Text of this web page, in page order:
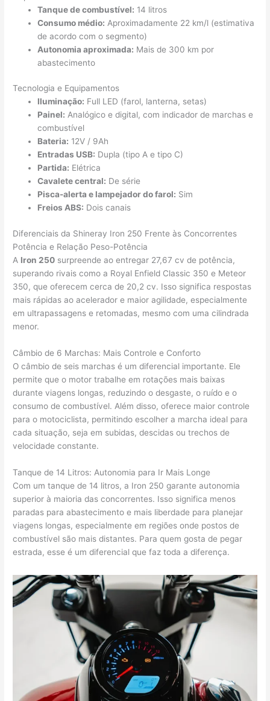
Tanque de combustível: 14 litros
Consumo médio: Aproximadamente 22 km/l (estimativa
de acordo com o segmento)
Autonomia aproximada: Mais de 300 km por
abastecimento
Tecnologia e Equipamentos
Iluminação: Full LED (farol, lanterna, setas)
Painel: Analógico e digital, com indicador de marchas e
combustível
Bateria: 12V / 9Ah
Entradas USB: Dupla (tipo A e tipo C)
Partida: Elétrica
Cavalete central: De série
Pisca-alerta e lampejador do farol: Sim
Freios ABS: Dois canais
Diferenciais da Shineray Iron 250 Frente às Concorrentes
Potência e Relação Peso-Potência
A Iron 250 surpreende ao entregar 27,67 cv de potência,
superando rivais como a Royal Enfield Classic 350 e Meteor
350, que oferecem cerca de 20,2 cv. Isso significa respostas
mais rápidas ao acelerador e maior agilidade, especialmente
em ultrapassagens e retomadas, mesmo com uma cilindrada
menor.
Câmbio de 6 Marchas: Mais Controle e Conforto
O câmbio de seis marchas é um diferencial importante. Ele
permite que o motor trabalhe em rotações mais baixas
durante viagens longas, reduzindo o desgaste, o ruído e o
consumo de combustível. Além disso, oferece maior controle
para o motociclista, permitindo escolher a marcha ideal para
cada situação, seja em subidas, descidas ou trechos de
velocidade constante.
Tanque de 14 Litros: Autonomia para Ir Mais Longe
Com um tanque de 14 litros, a Iron 250 garante autonomia
superior à maioria das concorrentes. Isso significa menos
paradas para abastecimento e mais liberdade para planejar
viagens longas, especialmente em regiões onde postos de
combustível são mais distantes. Para quem gosta de pegar
estrada, esse é um diferencial que faz toda a diferença.